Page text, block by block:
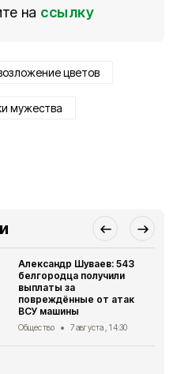
на ссылку
цветов
мужества
Александр Шуваев: 543
белгородца получили
выплаты за
повреждённые от атак
ВСУ машины
Общество 7 августа , 14:30